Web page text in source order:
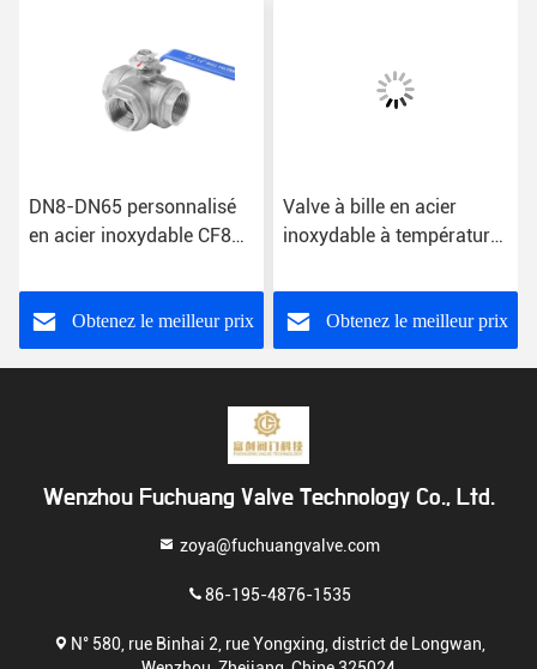
DN8-DN65 personnalisé
en acier inoxydable CF8
Valve à bille à trois voies
Obtenez le meilleur prix
Valve à bille en acier
inoxydable à température
Obtenez le meilleur prix
Wenzhou Fuchuang Valve Technology Co., Ltd.
zoya@fuchuangvalve.com
86-195-4876-1535
N° 580, rue Binhai 2, rue Yongxing, district de Longwan,